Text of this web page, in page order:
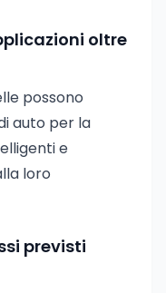
oltre
possono
auto per la
e
loro
previsti